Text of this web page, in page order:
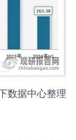
数据中心整理